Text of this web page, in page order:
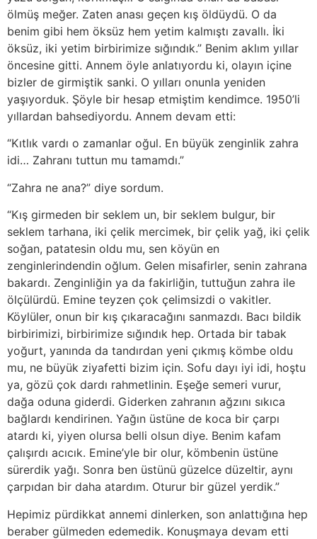
ölmüş meğer. Zaten anası geçen kış öldüydü. O da
benim gibi hem öksüz hem yetim kalmıştı zavallı. İki
öksüz, iki yetim birbirimize sığındık.” Benim aklım yıllar
öncesine gitti. Annem öyle anlatıyordu ki, olayın içine
bizler de girmiştik sanki. O yılları onunla yeniden
yaşıyorduk. Şöyle bir hesap etmiştim kendimce. 1950’li
yıllardan bahsediyordu. Annem devam etti:
“Kıtlık vardı o zamanlar oğul. En büyük zenginlik zahra
idi… Zahranı tuttun mu tamamdı.”
“Zahra ne ana?” diye sordum.
“Kış girmeden bir seklem un, bir seklem bulgur, bir
seklem tarhana, iki çelik mercimek, bir çelik yağ, iki çelik
soğan, patatesin oldu mu, sen köyün en
zenginlerindendin oğlum. Gelen misafirler, senin zahrana
bakardı. Zenginliğin ya da fakirliğin, tuttuğun zahra ile
ölçülürdü. Emine teyzen çok çelimsizdi o vakitler.
Köylüler, onun bir kış çıkaracağını sanmazdı. Bacı bildik
birbirimizi, birbirimize sığındık hep. Ortada bir tabak
yoğurt, yanında da tandırdan yeni çıkmış kömbe oldu
mu, ne büyük ziyafetti bizim için. Sofu dayı iyi idi, hoştu
ya, gözü çok dardı rahmetlinin. Eşeğe semeri vurur,
dağa oduna giderdi. Giderken zahranın ağzını sıkıca
bağlardı kendirinen. Yağın üstüne de koca bir çarpı
atardı ki, yiyen olursa belli olsun diye. Benim kafam
çalışırdı acıcık. Emine’yle bir olur, kömbenin üstüne
sürerdik yağı. Sonra ben üstünü güzelce düzeltir, aynı
çarpıdan bir daha atardım. Oturur bir güzel yerdik.”
Hepimiz pürdikkat annemi dinlerken, son anlattığına hep
beraber gülmeden edemedik. Konuşmaya devam etti